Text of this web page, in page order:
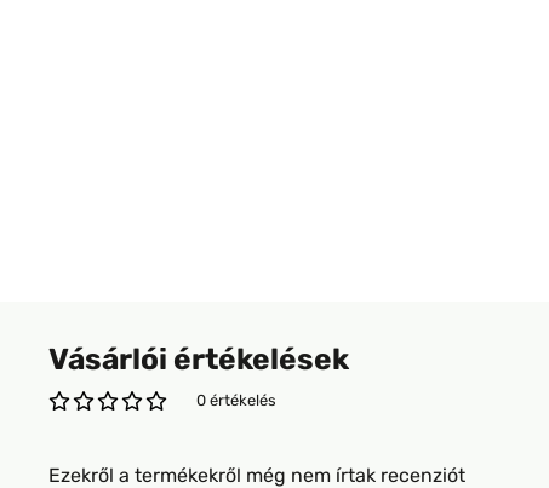
Vásárlói értékelések
0 értékelés
Ezekről a termékekről még nem írtak recenziót